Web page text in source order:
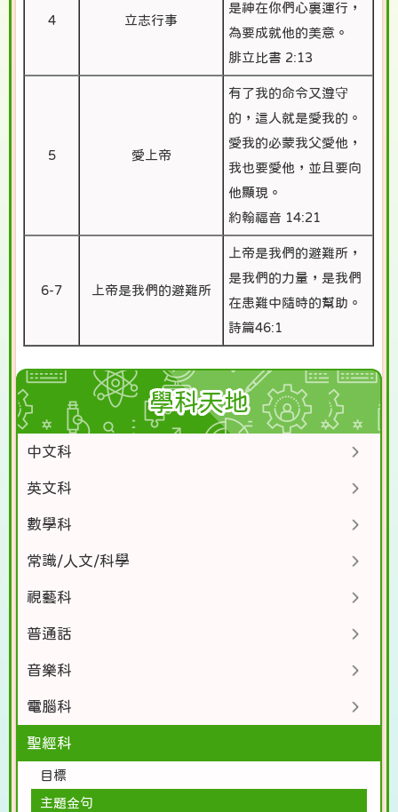
4 立志行事
是神在你們心裏運行，
為要成就他的美意。
腓立比書 2:13
5 愛上帝
有了我的命令又遵守
的，這人就是愛我的。
愛我的必蒙我父愛他，
我也要愛他，並且要向
他顯現。
約翰福音 14:21
6-7 上帝是我們的避難所
上帝是我們的避難所，
是我們的力量，是我們
在患難中隨時的幫助。
詩篇46:1
學科天地
中文科
英文科
數學科
常識/人文/科學
視藝科
普通話
音樂科
電腦科
聖經科
目標
主題金句